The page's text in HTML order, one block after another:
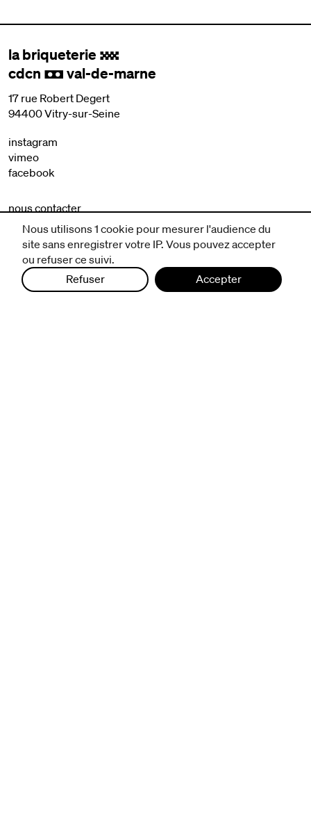
la briqueterie .
cdcn , val-de-marne
17 rue Robert Degert
94400 Vitry-sur-Seine
instagram
vimeo
facebook
nous contacter
mentions légales et CGV
politique de protection des données
Nous utilisons 1 cookie pour mesurer l'audience du
site sans enregistrer votre IP. Vous pouvez accepter
ou refuser ce suivi.
Refuser
Accepter